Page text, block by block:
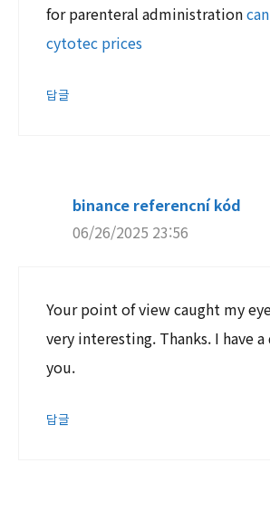
for parenteral administration
cytotec prices
답글
binance referencní kód
06/26/2025 23:56
Your point of view caught my
very interesting. Thanks. I have
you.
답글